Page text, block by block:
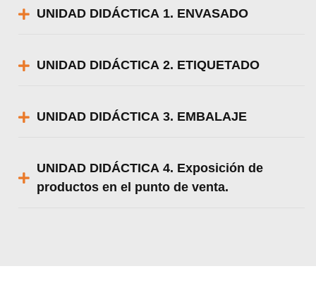
UNIDAD DIDÁCTICA 1. ENVASADO
UNIDAD DIDÁCTICA 2. ETIQUETADO
UNIDAD DIDÁCTICA 3. EMBALAJE
UNIDAD DIDÁCTICA 4. Exposición de
productos en el punto de venta.